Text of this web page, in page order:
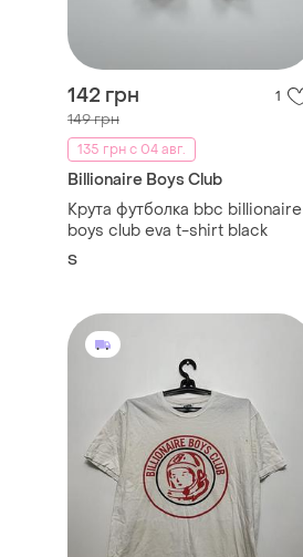
142 грн 1
149 грн
135 грн с 04 авг.
Billionaire Boys Club
Крута футболка bbc billionaire
boys club eva t-shirt black
S